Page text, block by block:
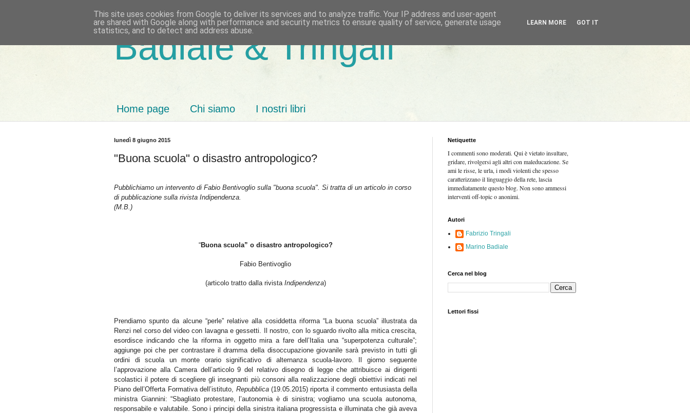
Badiale & Tringali
Home page Chi siamo I nostri libri
lunedì 8 giugno 2015
"Buona scuola" o disastro antropologico?
Pubblichiamo un intervento di Fabio Bentivoglio sulla "buona scuola". Si tratta di un articolo in corso
di pubblicazione sulla rivista Indipendenza.
(M.B.)
“Buona scuola” o disastro antropologico?
Fabio Bentivoglio
(articolo tratto dalla rivista Indipendenza)
Prendiamo spunto da alcune “perle” relative alla cosiddetta riforma “La buona scuola” illustrata da
Renzi nel corso del video con lavagna e gessetti. Il nostro, con lo sguardo rivolto alla mitica crescita,
esordisce indicando che la riforma in oggetto mira a fare dell’Italia una “superpotenza culturale”;
aggiunge poi che per contrastare il dramma della disoccupazione giovanile sarà previsto in tutti gli
ordini di scuola un monte orario significativo di alternanza scuola-lavoro. Il giorno seguente
l’approvazione alla Camera dell’articolo 9 del relativo disegno di legge che attribuisce ai dirigenti
scolastici il potere di scegliere gli insegnanti più consoni alla realizzazione degli obiettivi indicati nel
Piano dell’Offerta Formativa dell’istituto, Repubblica(19.05.2015) riporta il commento entusiasta della
ministra Giannini: “Sbagliato protestare, l’autonomia è di sinistra; vogliamo una scuola autonoma,
responsabile e valutabile. Sono i principi della sinistra italiana progressista e illuminata che già aveva
Netiquette
I commenti sono moderati. Qui è vietato insultare,
gridare, rivolgersi agli altri con maleducazione. Se
ami le risse, le urla, i modi violenti che spesso
caratterizzano il linguaggio della rete, lascia
immediatamente questo blog. Non sono ammessi
interventi off-topic o anonimi.
Autori
Fabrizio Tringali
Marino Badiale
Cerca nel blog
Lettori fissi
This site uses cookies from Google to deliver its services and to analyze traffic. Your IP address and user-agent
are shared with Google along with performance and security metrics to ensure quality of service, generate usage
statistics, and to detect and address abuse.
LEARN MORE GOT IT